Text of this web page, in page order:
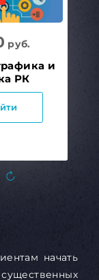
руб.
и
РК
начать